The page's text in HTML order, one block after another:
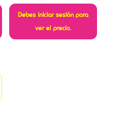
Debes iniciar sesión para
ver el precio.